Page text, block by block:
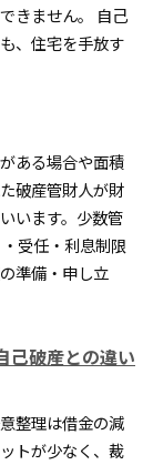
きません。 自己
、住宅を手放す
ある場合や面積
破産管財人が財
います。少数管
受任・利息制限
準備・申し立
己破産との違い
整理は借金の減
トが少なく、裁